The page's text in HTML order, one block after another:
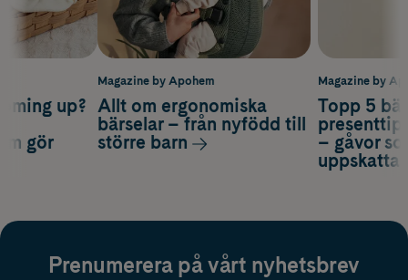
Magazine by
Topp 5
– gåvor
up?
gör
Magazine by Apohem
Allt om ergonomiska
bärselar – från nyfödd till
större barn
Prenumerera på vårt nyhetsbrev